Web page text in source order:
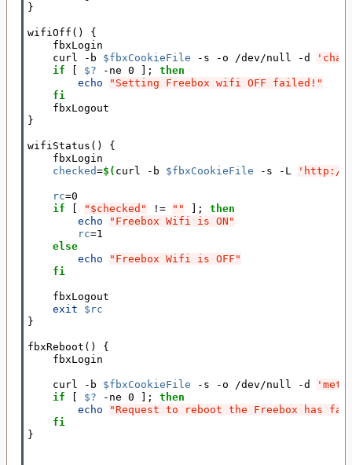
}
wifiOff ()
{
    fbxLogin
    curl -b
$fbxCookieFile -s -o /dev/null -d
if
[ $? -ne 0 ] ; then
echo
"Setting Freebox wifi OFF failed!"
fi
}
wifiStatus ()
{
    fbxLogin
checked=$( curl -b $fbxCookieFile -s -L 'http://
rc=0
if
[ "$checked" ! = "" ] ; then
echo
"Freebox Wifi is ON"
rc=1
else
echo
"Freebox Wifi is OFF"
fi
fbxLogout
exit
$rc
}
fbxReboot ()
{
    fbxLogin
    curl -b
$fbxCookieFile -s -o /dev/null -d
if
[ $? -ne 0 ] ; then
echo
"Request to reboot the Freebox has
fi
}